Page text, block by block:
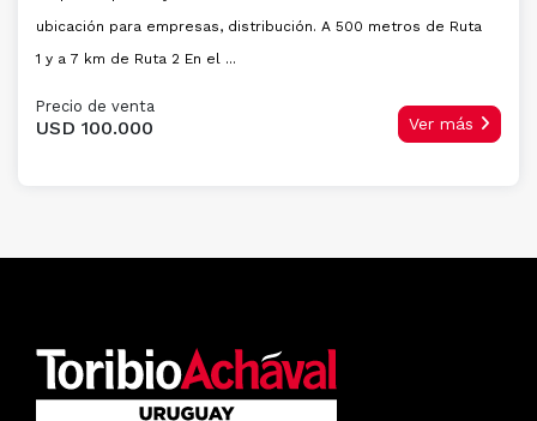
ubicación para empresas, distribución. A 500 metros de Ruta
1 y a 7 km de Ruta 2 En el ...
Precio de venta
USD 100.000 Ver más